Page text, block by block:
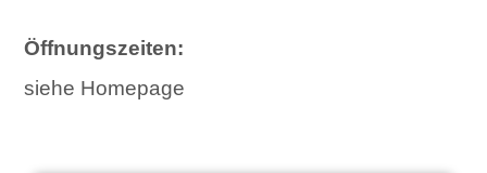
Öffnungszeiten:
siehe Homepage